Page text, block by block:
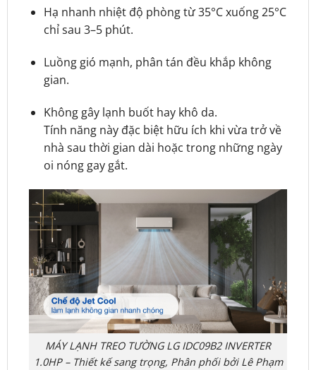
Hạ nhanh nhiệt độ phòng từ 35°C xuống 25°C
chỉ sau 3–5 phút.
Luồng gió mạnh, phân tán đều khắp không
gian.
Không gây lạnh buốt hay khô da.
Tính năng này đặc biệt hữu ích khi vừa trở về
nhà sau thời gian dài hoặc trong những ngày
oi nóng gay gắt.
MÁY LẠNH TREO TƯỜNG LG IDC09B2 INVERTER
1.0HP – Thiết kế sang trọng, Phân phối bởi Lê Phạm